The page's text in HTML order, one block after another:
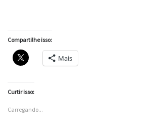
Compartilhe isso:
Mais
Curtir isso:
Carregando...